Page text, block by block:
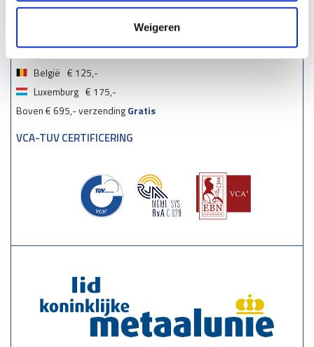
Weigeren
VERZENDMOGELIJKHEDEN
België € 125,-
Luxemburg € 175,-
Boven € 695,- verzendingGratis
VCA-TUV CERTIFICERING